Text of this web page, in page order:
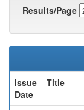
Results/Page
Issue
Date
Title